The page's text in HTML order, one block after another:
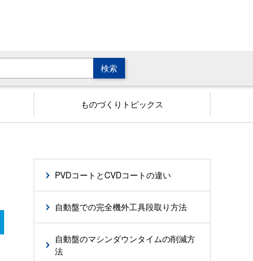
ものづくりトピックス
PVDコートとCVDコートの違い
自動盤での完全機外工具段取り方法
自動盤のマシンダウンタイムの削減方
法